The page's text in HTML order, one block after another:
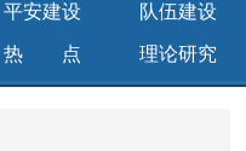
平安建设 队伍建设
热点 理论研究